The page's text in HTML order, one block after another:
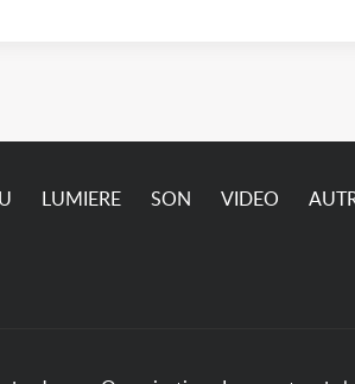
LUMIERE SON VIDEO